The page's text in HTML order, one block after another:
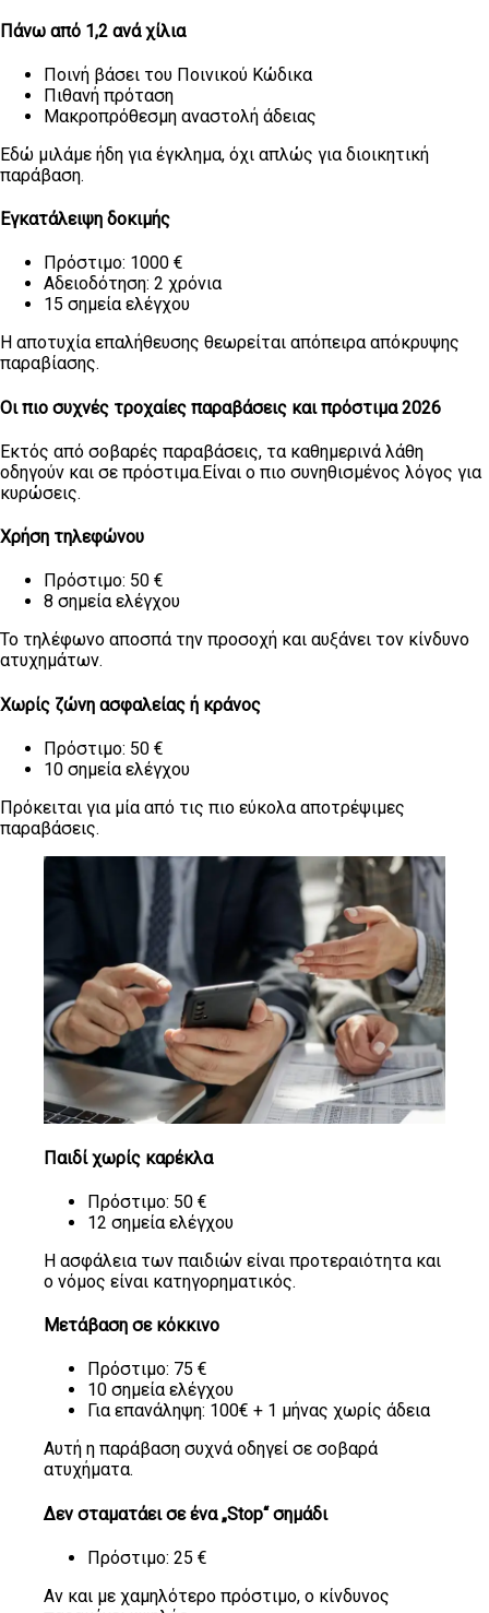
Πάνω από 1,2 ανά χίλια
Ποινή βάσει του Ποινικού Κώδικα
Πιθανή πρόταση
Μακροπρόθεσμη αναστολή άδειας
Εδώ μιλάμε ήδη για έγκλημα, όχι απλώς για διοικητική
παράβαση.
Εγκατάλειψη δοκιμής
Πρόστιμο: 1000 €
Αδειοδότηση: 2 χρόνια
15 σημεία ελέγχου
Η αποτυχία επαλήθευσης θεωρείται απόπειρα απόκρυψης
παραβίασης.
Οι πιο συχνές τροχαίες παραβάσεις και πρόστιμα 2026
Εκτός από σοβαρές παραβάσεις, τα καθημερινά λάθη
οδηγούν και σε πρόστιμα.Είναι ο πιο συνηθισμένος λόγος για
κυρώσεις.
Χρήση τηλεφώνου
Πρόστιμο: 50 €
8 σημεία ελέγχου
Το τηλέφωνο αποσπά την προσοχή και αυξάνει τον κίνδυνο
ατυχημάτων.
Χωρίς ζώνη ασφαλείας ή κράνος
Πρόστιμο: 50 €
10 σημεία ελέγχου
Πρόκειται για μία από τις πιο εύκολα αποτρέψιμες
παραβάσεις.
Παιδί χωρίς καρέκλα
Πρόστιμο: 50 €
12 σημεία ελέγχου
Η ασφάλεια των παιδιών είναι προτεραιότητα και
ο νόμος είναι κατηγορηματικός.
Μετάβαση σε κόκκινο
Πρόστιμο: 75 €
10 σημεία ελέγχου
Για επανάληψη: 100€ + 1 μήνας χωρίς άδεια
Αυτή η παράβαση συχνά οδηγεί σε σοβαρά
ατυχήματα.
Δεν σταματάει σε ένα „Stop“ σημάδι
Πρόστιμο: 25 €
Αν και με χαμηλότερο πρόστιμο, ο κίνδυνος